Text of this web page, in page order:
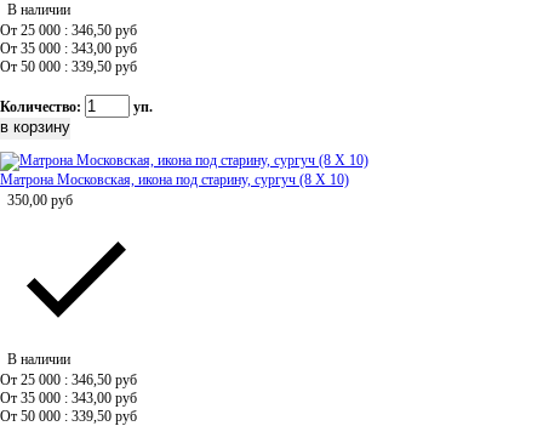
В наличии
От 25 000 : 346,50 руб
От 35 000 : 343,00 руб
От 50 000 : 339,50 руб
Количество: уп.
Матрона Московская, икона под старину, сургуч (8 Х 10)
350,00 руб
В наличии
От 25 000 : 346,50 руб
От 35 000 : 343,00 руб
От 50 000 : 339,50 руб